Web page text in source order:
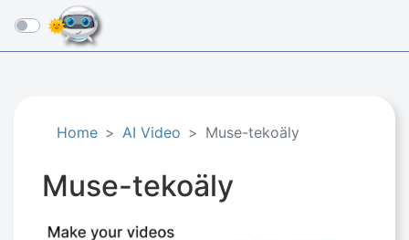
☰
Home AI Video Muse-tekoäly
Muse-tekoäly